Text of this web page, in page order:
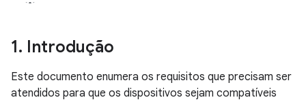
1. Introdução
Este documento enumera os requisitos que precisam ser
atendidos para que os dispositivos sejam compatíveis